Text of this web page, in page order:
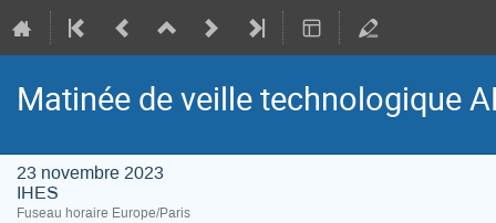
Matinée de veille technologique
23 novembre 2023
IHES
Fuseau horaire Europe/Paris